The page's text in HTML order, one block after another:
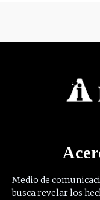
Medio de
busca revelar los